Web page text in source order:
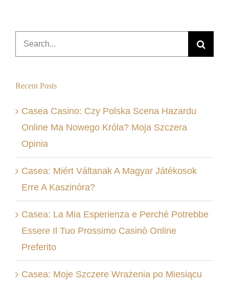
Search
for:
Recent Posts
Casea Casino: Czy Polska Scena Hazardu
Online Ma Nowego Króla? Moja Szczera
Opinia
Casea: Miért Váltanak A Magyar Játékosok
Erre A Kaszinóra?
Casea: La Mia Esperienza e Perché Potrebbe
Essere Il Tuo Prossimo Casinò Online
Preferito
Casea: Moje Szczere Wrażenia po Miesiącu